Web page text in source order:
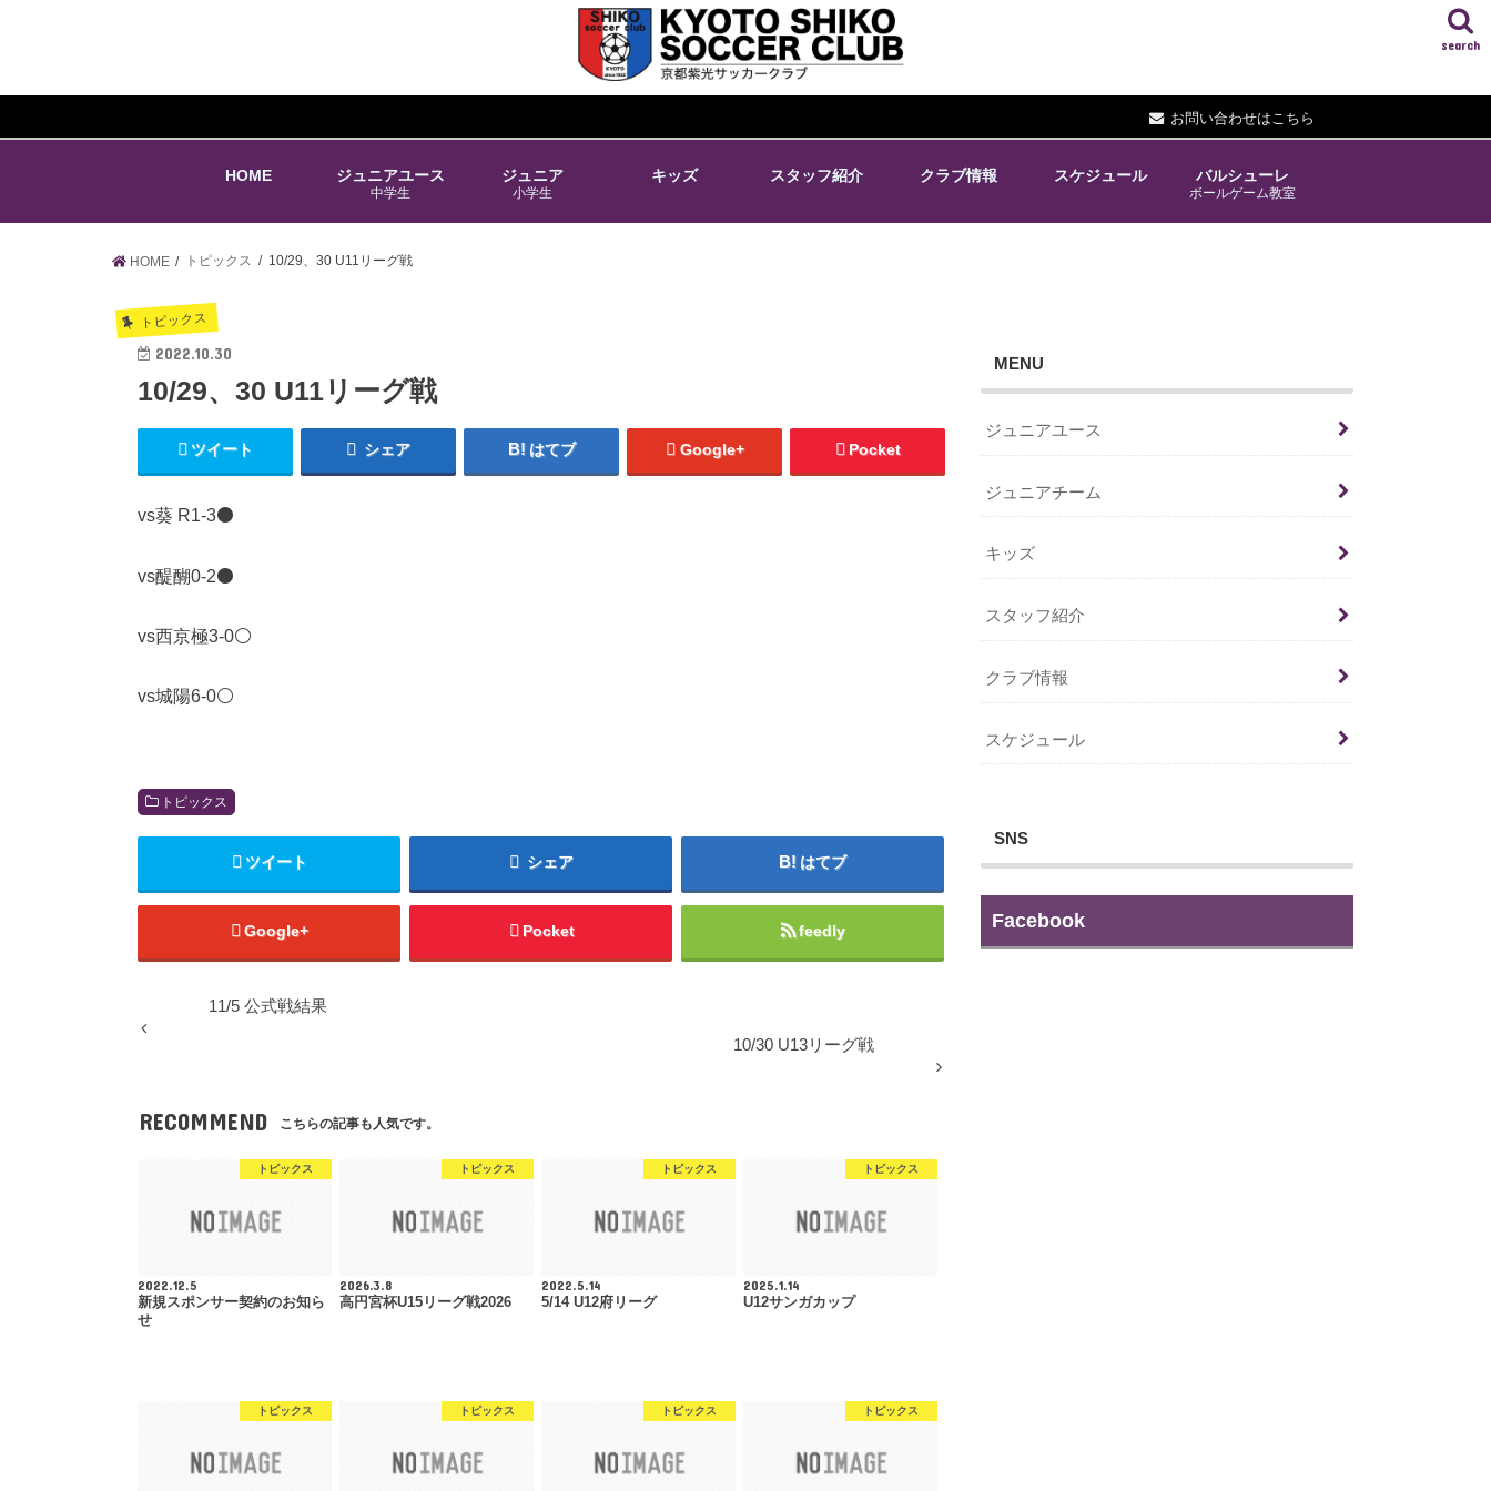
お問い合わせはこちら
search
HOME ジュニアユース
中学生
ジュニア
小学生
キッズ スタッフ紹介 クラブ情報 スケジュール バルシューレ
ボールゲーム教室
HOME トピックス 10/29、30 U11リーグ戦
トピックス
2022.10.30
10/29、30 U11リーグ戦
ツイート シェア はてブ Google+ Pocket
vs葵 R1-3⚫️
vs醍醐0-2⚫️
vs西京極3-0⚪️
vs城陽6-0⚪️
トピックス
ツイート シェア はてブ
Google+ Pocket feedly
11/5 公式戦結果
10/30 U13リーグ戦
RECOMMEND こちらの記事も人気です。
トピックス
2022.12.5
新規スポンサー契約のお知ら
せ
トピックス
2026.3.8
高円宮杯U15リーグ戦2026
トピックス
2022.5.14
5/14 U12府リーグ
トピックス
2025.1.14
U12サンガカップ
トピックス トピックス トピックス トピックス
MENU
ジュニアユース
ジュニアチーム
キッズ
スタッフ紹介
クラブ情報
スケジュール
SNS
Facebook